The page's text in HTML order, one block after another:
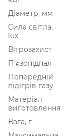
Діаметр, мм
Сила світла,
lux
Вітрозахист
П'єзопідпал
Попередній
підігрів газу
Матеріал
виготовлення
Вага, г